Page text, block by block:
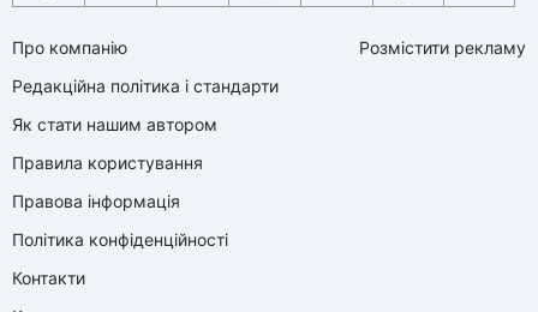
Про компанію
Редакційна політика і стандарти
Як стати нашим автором
Правила користування
Правова інформація
Політика конфіденційності
Контакти
Розмістити рекламу